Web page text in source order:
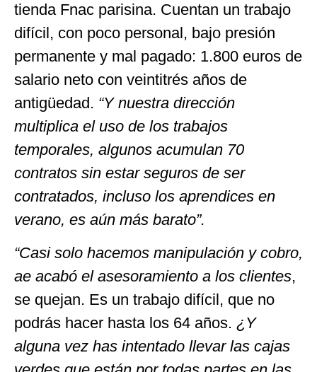
tienda Fnac parisina. Cuentan un trabajo
difícil, con poco personal, bajo presión
permanente y mal pagado: 1.800 euros de
salario neto con veintitrés años de
antigüedad. “Y nuestra dirección
multiplica el uso de los trabajos
temporales, algunos acumulan 70
contratos sin estar seguros de ser
contratados, incluso los aprendices en
verano, es aún más barato”.
“Casi solo hacemos manipulación y cobro,
ae acabó el asesoramiento a los clientes,
se quejan. Es un trabajo difícil, que no
podrás hacer hasta los 64 años. ¿Y
alguna vez has intentado llevar las cajas